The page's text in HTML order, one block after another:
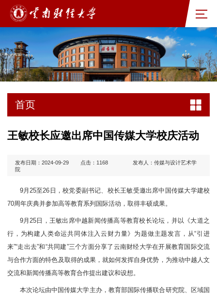
首页
王敏校长应邀出席中国传媒大学校庆活动
发布日期：2024-09-29 点击： 1168
发布人：传媒与设计艺术学
院
9月25至26日，校党委副书记、校长王敏受邀出席中国传媒大学建校
70周年庆典并参加高等教育系列国际活动，取得丰硕成果。
9月25日，王敏出席中越新闻传播高等教育校长论坛，并以《大道之
行，为构建人类命运共同体注入云财力量》为题做主题发言，从“引进
来”“走出去”和“共同建”三个方面分享了云南财经大学在开展教育国际交流
与合作方面的特色及取得的成果，就如何发挥自身优势，为推动中越人文
交流和新闻传播高等教育合作提出建议和设想。
本次论坛由中国传媒大学主办，教育部国际传播联合研究院、区域国